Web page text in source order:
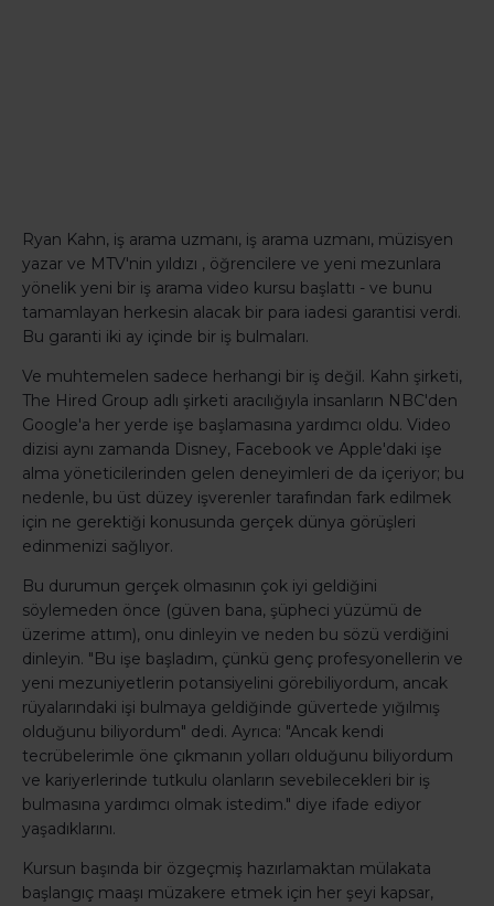
Ryan Kahn, iş arama uzmanı, iş arama uzmanı, müzisyen
yazar ve MTV'nin yıldızı , öğrencilere ve yeni mezunlara
yönelik yeni bir iş arama video kursu başlattı - ve bunu
tamamlayan herkesin alacak bir para iadesi garantisi verdi.
Bu garanti iki ay içinde bir iş bulmaları.
Ve muhtemelen sadece herhangi bir iş değil. Kahn şirketi,
The Hired Group adlı şirketi aracılığıyla insanların NBC'den
Google'a her yerde işe başlamasına yardımcı oldu. Video
dizisi aynı zamanda Disney, Facebook ve Apple'daki işe
alma yöneticilerinden gelen deneyimleri de da içeriyor; bu
nedenle, bu üst düzey işverenler tarafından fark edilmek
için ne gerektiği konusunda gerçek dünya görüşleri
edinmenizi sağlıyor.
Bu durumun gerçek olmasının çok iyi geldiğini
söylemeden önce (güven bana, şüpheci yüzümü de
üzerime attım), onu dinleyin ve neden bu sözü verdiğini
dinleyin. "Bu işe başladım, çünkü genç profesyonellerin ve
yeni mezuniyetlerin potansiyelini görebiliyordum, ancak
rüyalarındaki işi bulmaya geldiğinde güvertede yığılmış
olduğunu biliyordum" dedi. Ayrıca: "Ancak kendi
tecrübelerimle öne çıkmanın yolları olduğunu biliyordum
ve kariyerlerinde tutkulu olanların sevebilecekleri bir iş
bulmasına yardımcı olmak istedim." diye ifade ediyor
yaşadıklarını.
Kursun başında bir özgeçmiş hazırlamaktan mülakata
başlangıç ​​maaşı müzakere etmek için her şeyi kapsar,